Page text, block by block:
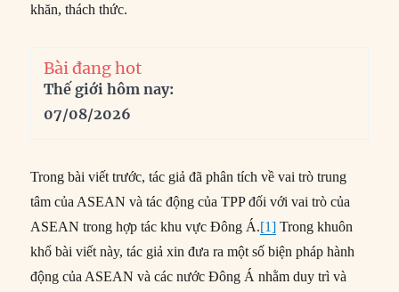
khăn, thách thức.
Bài đang hot
Thế giới hôm nay:
07/08/2026
Trong bài viết trước, tác giả đã phân tích về vai trò trung
tâm của ASEAN và tác động của TPP đối với vai trò của
ASEAN trong hợp tác khu vực Đông Á.[1] Trong khuôn
khổ bài viết này, tác giả xin đưa ra một số biện pháp hành
động của ASEAN và các nước Đông Á nhằm duy trì và